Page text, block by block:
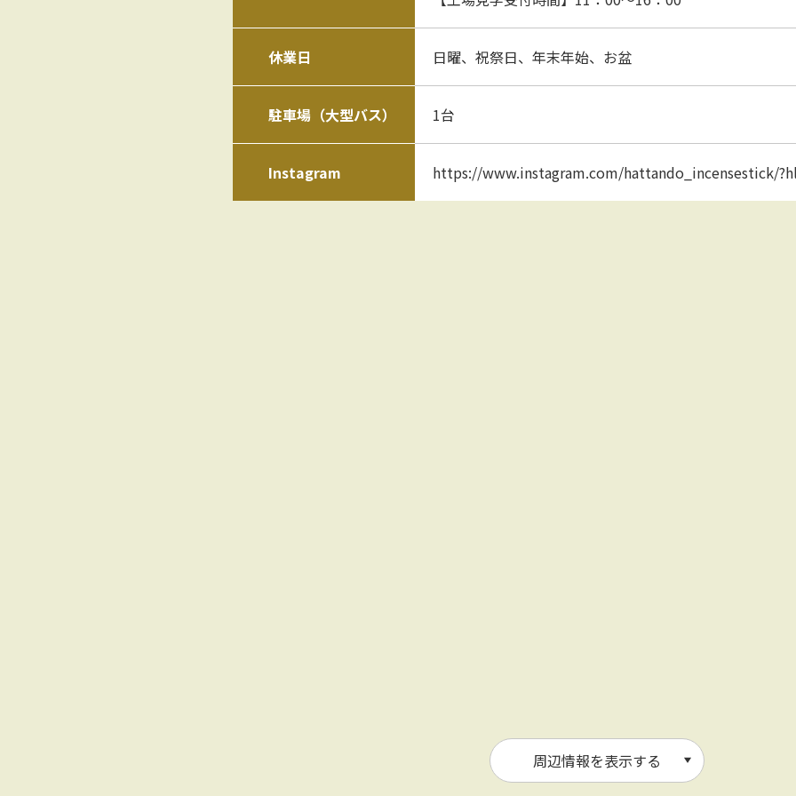
休業日 日曜、祝祭日、年末年始、お盆
駐車場（大型バス） 1台
Instagram https://www.instagram.com/hattando_incensestick/
周辺情報を表示する